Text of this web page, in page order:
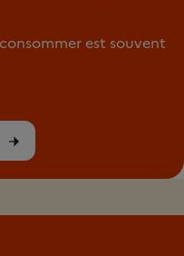
est souvent